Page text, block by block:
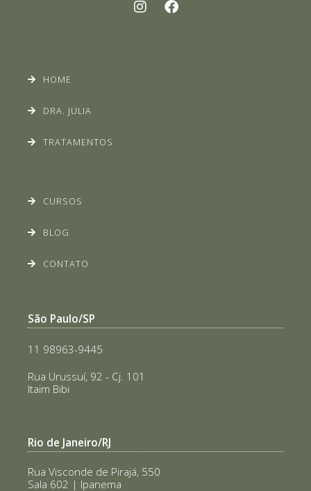
HOME
DRA. JULIA
TRATAMENTOS
CURSOS
BLOG
CONTATO
São Paulo/SP
11 98963-9445
Rua Urussuí, 92 - Cj. 101
Itaim Bibi
Rio de Janeiro/RJ
Rua Visconde de Pirajá, 550
Sala 602 | Ipanema